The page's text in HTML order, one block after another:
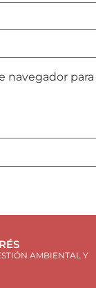
AMBIENTAL Y